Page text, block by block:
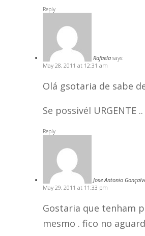
Reply
Rafaela says:
May 28, 2011 at 12:31 am
Olá gsotaria de sabe
Se possivél URGENTE
Reply
Jose Antonio
May 29, 2011 at 11:33 pm
Gostaria que tenham
mesmo . fico no